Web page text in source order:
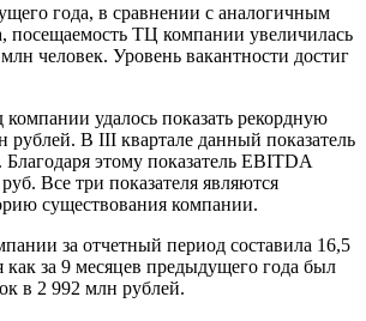
года, в сравнении с аналогичным
посещаемость ТЦ компании увеличилась
человек. Уровень вакантности достиг
удалось показать рекордную
рублей. В III квартале данный показатель
этому показатель EBITDA
Все три показателя являются
существования компании.
за отчетный период составила 16,5
как за 9 месяцев предыдущего года был
в 2 992 млн рублей.